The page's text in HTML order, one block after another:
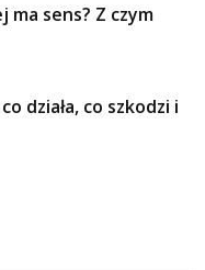
ma sens? Z czym
działa, co szkodzi i